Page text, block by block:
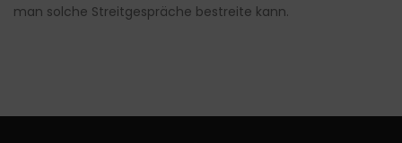
man solche Streitgespräche bestreite kann.